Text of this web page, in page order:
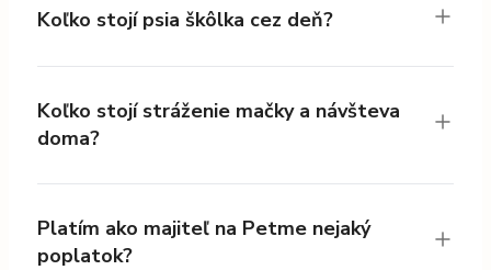
Koľko stojí psia škôlka cez deň?
Koľko stojí stráženie mačky a návšteva
doma?
Platím ako majiteľ na Petme nejaký
poplatok?